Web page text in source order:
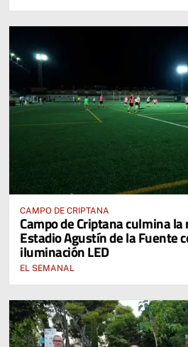
CAMPO DE CRIPTANA
Campo de Criptana culmina
Estadio Agustín de la Fuente
iluminación LED
EL SEMANAL